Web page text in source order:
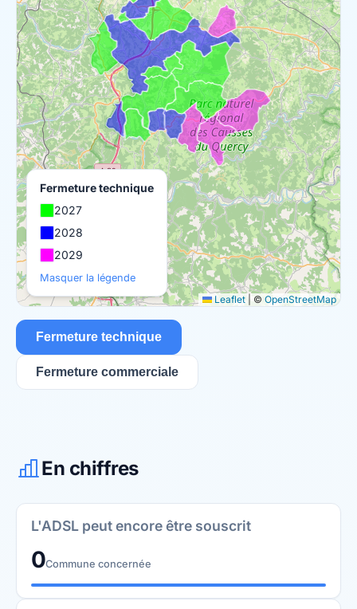
Leaflet © OpenStreetMap
Fermeture technique
2027
2028
2029
Masquer la légende
Fermeture technique
Fermeture commerciale
En chiffres
L'ADSL peut encore être souscrit
0Commune concernée